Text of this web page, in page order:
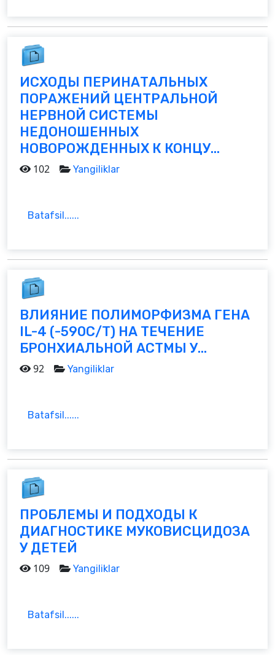
ИСХОДЫ ПЕРИНАТАЛЬНЫХ
ПОРАЖЕНИЙ ЦЕНТРАЛЬНОЙ
НЕРВНОЙ СИСТЕМЫ
НЕДОНОШЕННЫХ
НОВОРОЖДЕННЫХ К КОНЦУ...
102 Yangiliklar
Batafsil......
ВЛИЯНИЕ ПОЛИМОРФИЗМА ГЕНА
IL-4 (-590C/T) НА ТЕЧЕНИЕ
БРОНХИАЛЬНОЙ АСТМЫ У...
92 Yangiliklar
Batafsil......
ПРОБЛЕМЫ И ПОДХОДЫ К
ДИАГНОСТИКЕ МУКОВИСЦИДОЗА
У ДЕТЕЙ
109 Yangiliklar
Batafsil......